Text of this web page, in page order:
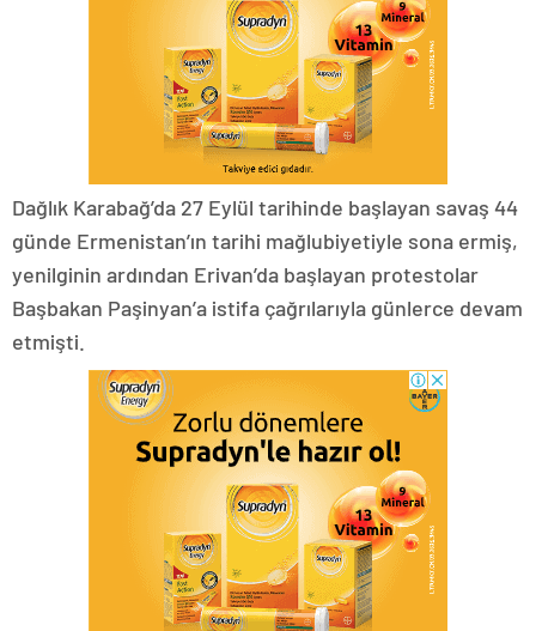
Dağlık Karabağ’da 27 Eylül tarihinde başlayan savaş 44
günde Ermenistan’ın tarihi mağlubiyetiyle sona ermiş,
yenilginin ardından Erivan’da başlayan protestolar
Başbakan Paşinyan’a istifa çağrılarıyla günlerce devam
etmişti.